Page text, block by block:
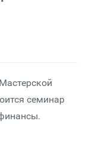
семинар